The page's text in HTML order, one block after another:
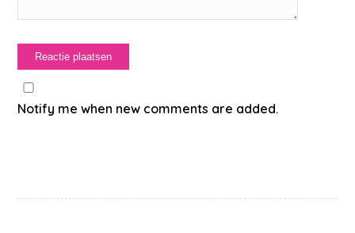
Notify me when new comments are added.